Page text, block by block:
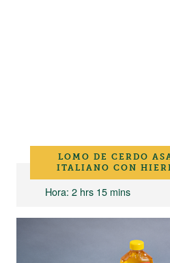
LOMO DE CERDO
ITALIANO CON
Hora: 2 hrs 15 mins